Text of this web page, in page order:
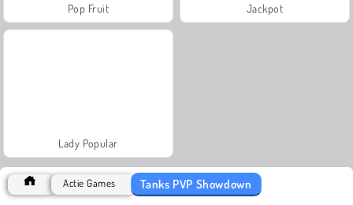
Pop Fruit Jackpot
Lady Popular
Actie Games Tanks PVP Showdown